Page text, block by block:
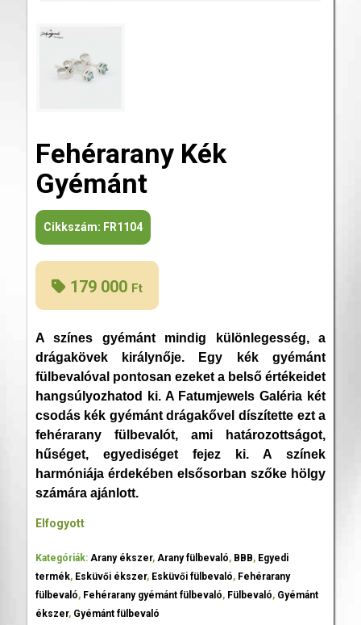
Fehérarany Kék
Gyémánt
Cikkszám: FR1104
179 000 Ft
A színes gyémánt mindig különlegesség, a
drágakövek királynője. Egy kék gyémánt
fülbevalóval pontosan ezeket a belső értékeidet
hangsúlyozhatod ki. A Fatumjewels Galéria két
csodás kék gyémánt drágakővel díszítette ezt a
fehérarany fülbevalót, ami határozottságot,
hűséget, egyediséget fejez ki. A színek
harmóniája érdekében elsősorban szőke hölgy
számára ajánlott.
Elfogyott
Kategóriák: Arany ékszer, Arany fülbevaló, BBB, Egyedi
termék, Esküvői ékszer, Esküvői fülbevaló, Fehérarany
fülbevaló, Fehérarany gyémánt fülbevaló, Fülbevaló, Gyémánt
ékszer, Gyémánt fülbevaló